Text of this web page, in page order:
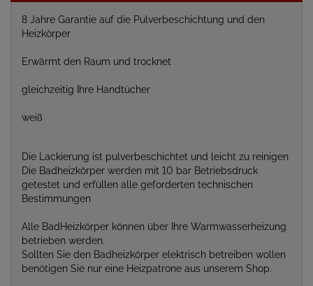
8 Jahre Garantie auf die Pulverbeschichtung und den
Heizkörper
Erwärmt den Raum und trocknet
gleichzeitig Ihre Handtücher
weiß
Die Lackierung ist pulverbeschichtet und leicht zu reinigen
Die Badheizkörper werden mit 10 bar Betriebsdruck
getestet und erfüllen alle geforderten technischen
Bestimmungen
Alle BadHeizkörper können über Ihre Warmwasserheizung
betrieben werden.
Sollten Sie den Badheizkörper elektrisch betreiben wollen
benötigen Sie nur eine Heizpatrone aus unserem Shop.